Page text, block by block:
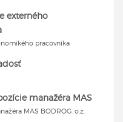
externého
pracovníka
manažéra MAS
MAS BODROG, o.z.